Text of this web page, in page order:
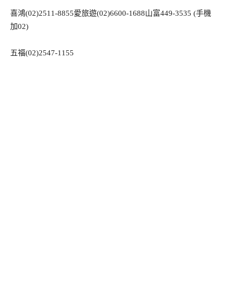
喜鴻(02)2511-8855愛旅遊(02)6600-1688山富449-3535 (手機
加02)
五福(02)2547-1155